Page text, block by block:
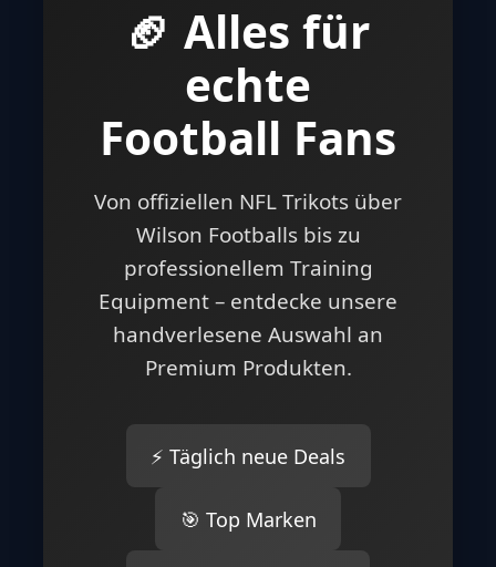
🏈 Alles für
echte
Football Fans
Von offiziellen NFL Trikots über
Wilson Footballs bis zu
professionellem Training
Equipment – entdecke unsere
handverlesene Auswahl an
Premium Produkten.
⚡ Täglich neue Deals
🎯 Top Marken